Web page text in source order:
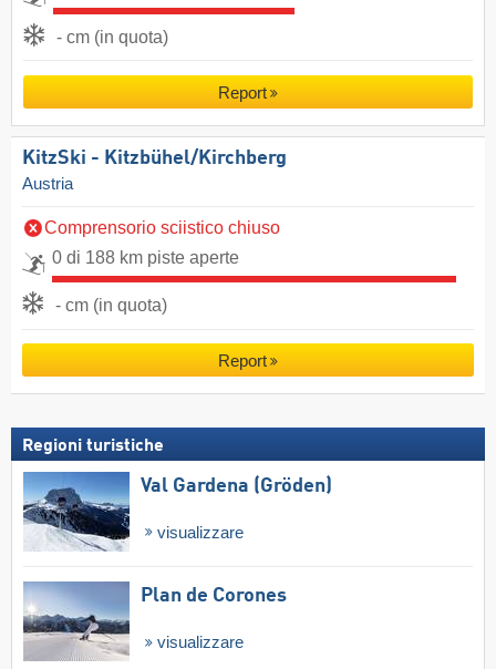
- cm (in quota)
Report
KitzSki - Kitzbühel/​Kirchberg
Austria
Comprensorio sciistico chiuso
0 di 188 km piste aperte
- cm (in quota)
Report
Regioni turistiche
Val Gardena (Gröden)
visualizzare
Plan de Corones
visualizzare